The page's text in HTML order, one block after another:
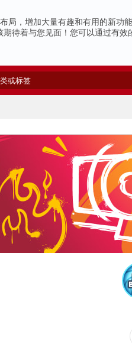
局，增加大量有趣和有用的新功
待着与您见面！ 您可以通过有效